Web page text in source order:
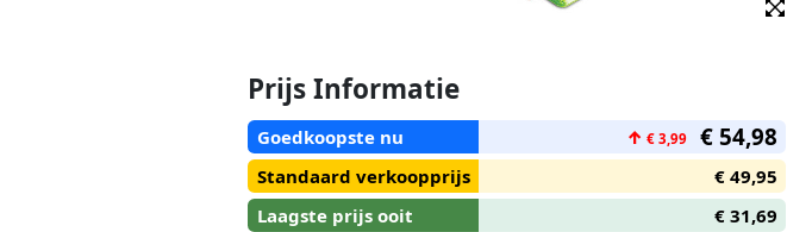
Prijs Informatie
Goedkoopste nu ↑ € 3,99 € 54,98
Standaard verkoopprijs
€ 49,95
Laagste prijs ooit
€ 31,69